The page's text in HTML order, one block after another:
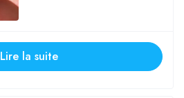
Lire la suite